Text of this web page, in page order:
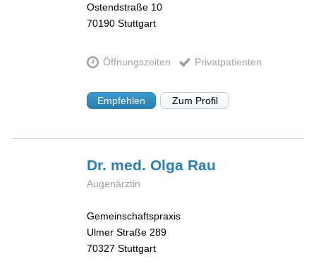
Ostendstraße 10
70190 Stuttgart
Öffnungszeiten Privatpatienten
Empfehlen Zum Profil
Dr. med. Olga Rau
Augenärztin
Gemeinschaftspraxis
Ulmer Straße 289
70327 Stuttgart